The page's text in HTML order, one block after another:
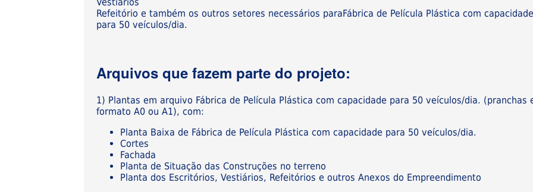
Vestiários
Refeitório e também os outros setores necessários paraFábrica de Película Plástica com
para 50 veículos/dia.
Arquivos que fazem parte do projeto:
1) Plantas em arquivo Fábrica de Película Plástica com capacidade para 50 veículos/dia. (pranchas
formato A0 ou A1), com:
Planta Baixa de Fábrica de Película Plástica com capacidade para 50 veículos/dia.
Cortes
Fachada
Planta de Situação das Construções no terreno
Planta dos Escritórios, Vestiários, Refeitórios e outros Anexos do Empreendimento